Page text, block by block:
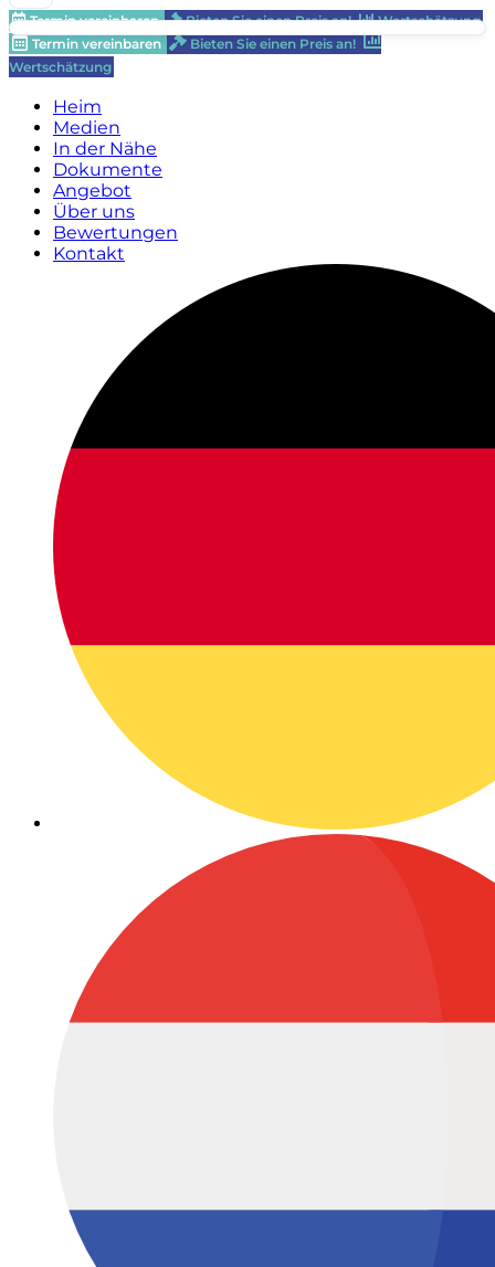
Termin vereinbaren Bieten Sie einen Preis an!
Wertschätzung
Termin vereinbaren
Bieten Sie einen Preis an!
Wertschätzung
Heim
Medien
In der Nähe
Dokumente
Angebot
Über uns
Bewertungen
Kontakt